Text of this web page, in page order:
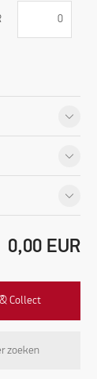
0,00 EUR
Collect
zoeken